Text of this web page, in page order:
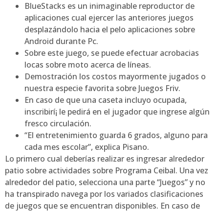
BlueStacks es un inimaginable reproductor de
aplicaciones cual ejercer las anteriores juegos
desplazándolo hacia el pelo aplicaciones sobre
Android durante Pc.
Sobre este juego, se puede efectuar acrobacias
locas sobre moto acerca de líneas.
Demostración los costos mayormente jugados o
nuestra especie favorita sobre Juegos Friv.
En caso de que una caseta incluyo ocupada,
inscribirí¡ le pedirá en el jugador que ingrese algún
fresco circulación.
“El entretenimiento guarda 6 grados, alguno para
cada mes escolar”, explica Pisano.
Lo primero cual deberías realizar es ingresar alrededor
patio sobre actividades sobre Programa Ceibal. Una vez
alrededor del patio, selecciona una parte “Juegos” y no
ha transpirado navega por los variados clasificaciones
de juegos que se encuentran disponibles. En caso de